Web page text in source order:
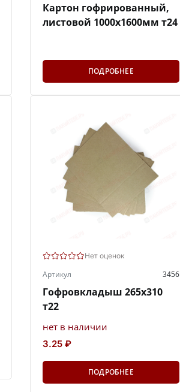
Картон гофрированный,
листовой 1000х1600мм т24
ПОДРОБНЕЕ
Нет оценок
Артикул 3456
Гофровкладыш 265х310
т22
нет в наличии
3.25 ₽
ПОДРОБНЕЕ